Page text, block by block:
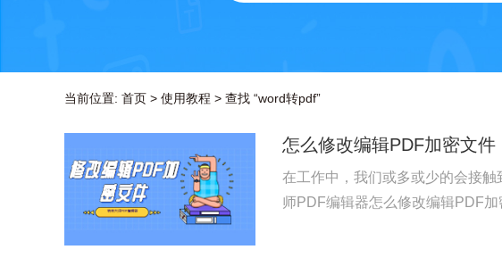
当前位置: 首页 > 使用教程 > 查找 “word转pdf”
怎么修改编辑PDF加密文件
在工作中，我们或多或少的会接
师PDF编辑器怎么修改编辑PDF